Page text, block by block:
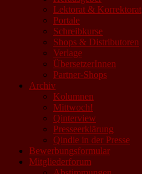
Lektorat & Korrektorat
Portale
Schreibkurse
Shops & Distributoren
Verlage
ÜbersetzerInnen
Partner-Shops
Archiv
Kolumnen
Mittwoch!
Qinterview
Presseerklärung
Qindie in der Presse
Bewerbungsformular
Mitgliederforum